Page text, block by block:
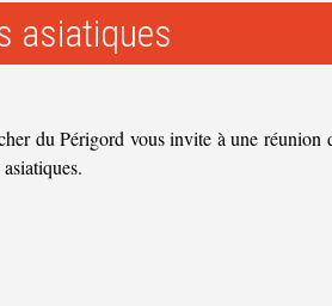
asiatiques
du Périgord vous invite à une réunion